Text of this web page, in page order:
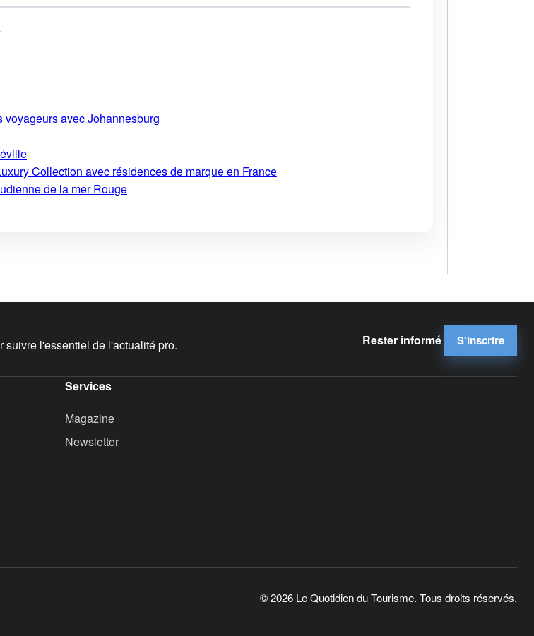
.
avec Johannesburg
Collection avec résidences de marque en France
de la mer Rouge
suivre l'essentiel de l'actualité pro. Rester informé S'inscrire
Services
Magazine
Newsletter
© 2026 Le Quotidien du Tourisme. Tous droits réservés.